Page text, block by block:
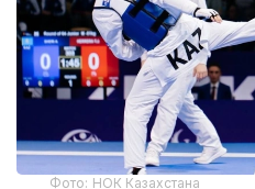
Фото: НОК Казахстана